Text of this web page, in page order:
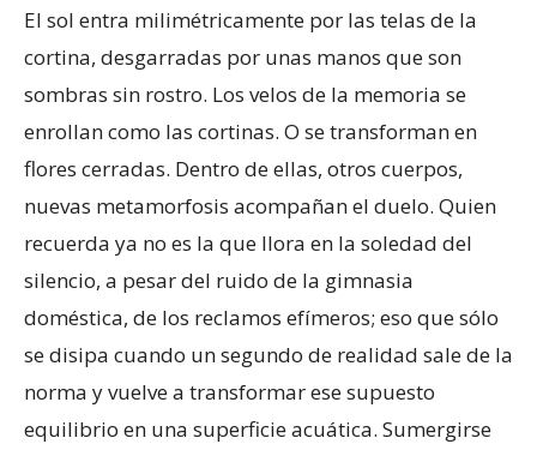
El sol entra milimétricamente por las telas de la
cortina, desgarradas por unas manos que son
sombras sin rostro. Los velos de la memoria se
enrollan como las cortinas. O se transforman en
flores cerradas. Dentro de ellas, otros cuerpos,
nuevas metamorfosis acompañan el duelo. Quien
recuerda ya no es la que llora en la soledad del
silencio, a pesar del ruido de la gimnasia
doméstica, de los reclamos efímeros; eso que sólo
se disipa cuando un segundo de realidad sale de la
norma y vuelve a transformar ese supuesto
equilibrio en una superficie acuática. Sumergirse